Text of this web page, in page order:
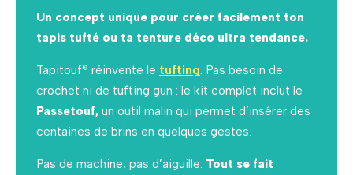
Un concept unique pour créer facilement ton
tapis tufté ou ta tenture déco ultra tendance.
Tapitouf® réinvente le tufting . Pas besoin de
crochet ni de tufting gun : le kit complet inclut le
Passetouf, un outil malin qui permet d’insérer des
centaines de brins en quelques gestes.
Pas de machine, pas d’aiguille. Tout se fait